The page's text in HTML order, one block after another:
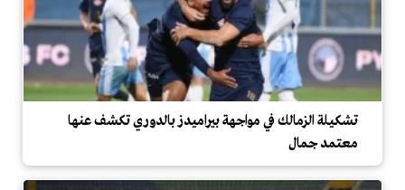
تشكيلة الزمالك في مواجهة بيراميدز بالدوري تكشف عنها
معتمد جمال